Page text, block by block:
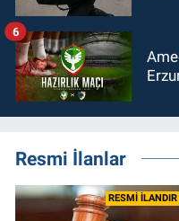
6
Resmi İlanlar
RESMİ İLANDIR